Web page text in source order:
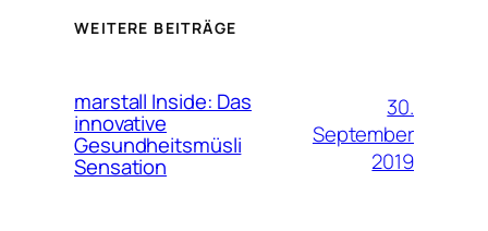
WEITERE BEITRÄGE
marstall Inside: Das
innovative
Gesundheitsmüsli
Sensation
30.
September
2019